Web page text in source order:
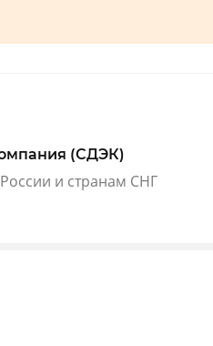
(СДЭК)
и странам СНГ